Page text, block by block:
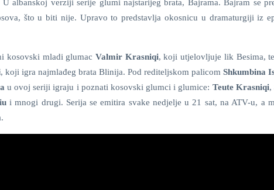
albanskoj verziji serije glumi najstarijeg brata, Bajrama. Bajram se
što u biti nije. Upravo to predstavlja okosnicu u dramaturgiji iz
kosovski mladi glumac Valmir Krasniqi, koji utjelovljuje lik Besima,
, koji igra najmlađeg brata Blinija. Pod rediteljskom palicom Shkumbina
u ovoj seriji igraju i poznati kosovski glumci i glumice: Teute Krasniqi,
i mnogi drugi. Serija se emitira svake nedjelje u 21 sat, na ATV-u, a